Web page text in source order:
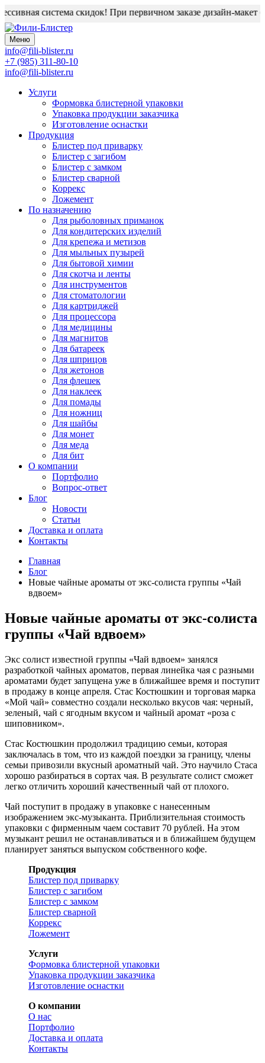
система скидок! При первичном заказе дизайн-макет
Меню
info@fili-blister.ru
+7 (985) 311-80-10
info@fili-blister.ru
Услуги
Формовка блистерной упаковки
Упаковка продукции заказчика
Изготовление оснастки
Продукция
Блистер под приварку
Блистер с загибом
Блистер с замком
Блистер сварной
Коррекс
Ложемент
По назначению
Для рыболовных приманок
Для кондитерских изделий
Для крепежа и метизов
Для мыльных пузырей
Для бытовой химии
Для скотча и ленты
Для инструментов
Для стоматологии
Для картриджей
Для процессора
Для медицины
Для магнитов
Для батареек
Для шприцов
Для жетонов
Для флешек
Для наклеек
Для помады
Для ножниц
Для шайбы
Для монет
Для меда
Для бит
О компании
Портфолио
Вопрос-ответ
Блог
Новости
Статьи
Доставка и оплата
Контакты
Главная
Блог
Новые чайные ароматы от экс-солиста группы «Чай
вдвоем»
Новые чайные ароматы от экс-солиста
группы «Чай вдвоем»
Экс солист известной группы «Чай вдвоем» занялся
разработкой чайных ароматов, первая линейка чая с разными
ароматами будет запущена уже в ближайшее время и поступит
в продажу в конце апреля. Стас Костюшкин и торговая марка
«Мой чай» совместно создали несколько вкусов чая: черный,
зеленый, чай с ягодным вкусом и чайный аромат «роза с
шиповником».
Стас Костюшкин продолжил традицию семьи, которая
заключалась в том, что из каждой поездки за границу, члены
семьи привозили вкусный ароматный чай. Это научило Стаса
хорошо разбираться в сортах чая. В результате солист сможет
легко отличить хороший качественный чай от плохого.
Чай поступит в продажу в упаковке с нанесенным
изображением экс-музыканта. Приблизительная стоимость
упаковки с фирменным чаем составит 70 рублей. На этом
музыкант решил не останавливаться и в ближайшем будущем
планирует заняться выпуском собственного кофе.
Продукция
Блистер под приварку
Блистер с загибом
Блистер с замком
Блистер сварной
Коррекс
Ложемент
Услуги
Формовка блистерной упаковки
Упаковка продукции заказчика
Изготовление оснастки
О компании
О нас
Портфолио
Доставка и оплата
Контакты